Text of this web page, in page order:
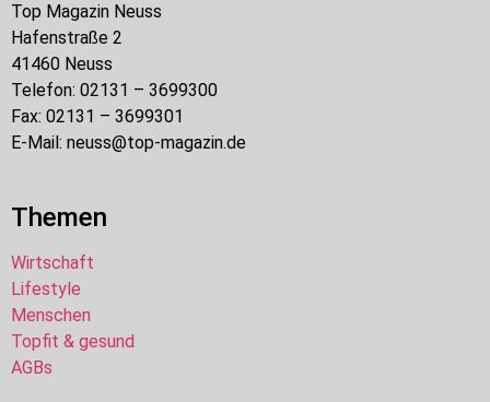
Top Magazin Neuss
Hafenstraße 2
41460 Neuss
Telefon: 02131 – 3699300
Fax: 02131 – 3699301
E-Mail: neuss@top-magazin.de
Themen
Wirtschaft
Lifestyle
Menschen
Topfit & gesund
AGBs